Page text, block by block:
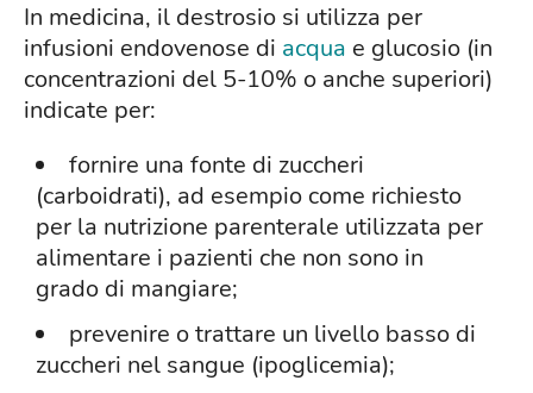
In medicina, il destrosio si utilizza per
infusioni endovenose di acqua e glucosio (in
concentrazioni del 5-10% o anche superiori)
indicate per:
fornire una fonte di zuccheri
(carboidrati), ad esempio come richiesto
per la nutrizione parenterale utilizzata per
alimentare i pazienti che non sono in
grado di mangiare;
prevenire o trattare un livello basso di
zuccheri nel sangue (ipoglicemia);